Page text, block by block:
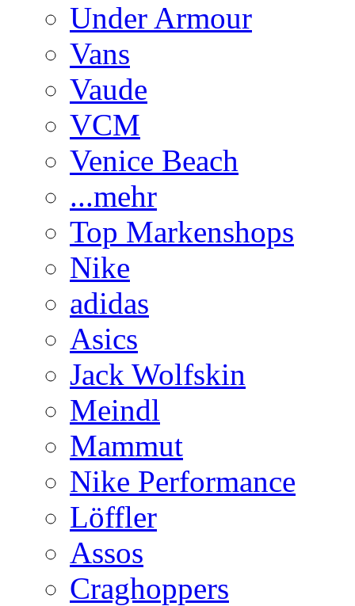
Under Armour
Vans
Vaude
VCM
Venice Beach
...mehr
Top Markenshops
Nike
adidas
Asics
Jack Wolfskin
Meindl
Mammut
Nike Performance
Löffler
Assos
Craghoppers